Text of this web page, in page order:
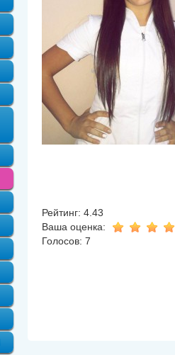
Рейтинг: 4.43
Ваша оценка:
Голосов: 7